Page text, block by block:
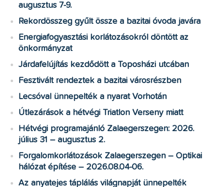
augusztus 7-9.
Rekordösszeg gyűlt össze a bazitai óvoda javára
Energiafogyasztási korlátozásokról döntött az
önkormányzat
Járdafelújítás kezdődött a Toposházi utcában
Fesztivált rendeztek a bazitai városrészben
Lecsóval ünnepelték a nyarat Vorhotán
Útlezárások a hétvégi Triatlon Verseny miatt
Hétvégi programajánló Zalaegerszegen: 2026.
július 31 – augusztus 2.
Forgalomkorlátozások Zalaegerszegen – Optikai
hálózat építése – 2026.08.04-06.
Az anyatejes táplálás világnapját ünnepelték